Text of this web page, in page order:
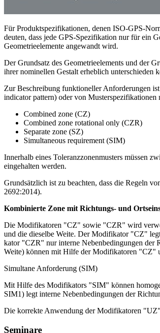
Für Produktspezifikationen, denen ISO-GPS-
deuten, dass jede GPS-Spezifika­tion nur für ein
Geometrieelemente ange­wandt wird.
Der Grundsatz des Geometrie­elements und der
ihrer nominellen Gestalt erheblich unterschieden
Zur Beschreibung funktioneller Anforderungen
indicator pattern) oder von
Combined zone (CZ)
Combined zone rotational only (CZR)
Separate zone (SZ)
Simultaneous requirement (SIM)
Innerhalb eines Toleranzzonenmusters müssen
eingehalten werden.
Grundsätzlich ist zu beachten, dass die Regeln
2692:2014).
Kombinierte Zone mit Richtungs- und
Die Modifikatoren "CZ" sowie "CZR" wird
und die dieselbe Weite. Der Modifikator "CZ"
kator "CZR" nur interne Nebenbedingungen der
Weite) können mit Hilfe der Modifikatoren "CZ"
Simultane Anforderung (SIM)
Mit Hilfe des Modifikators "SIM" können
SIM1) legt interne Nebenbedingungen der
Die korrekte Anwendung der Modifikatoren
Seminare